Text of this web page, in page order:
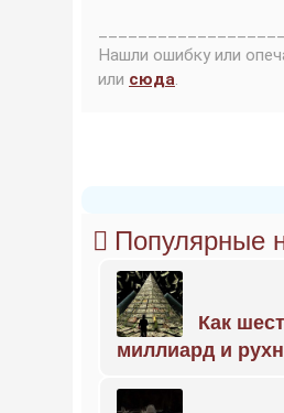
Нашли ошибку или
или сюда.
Популярные
Как
миллиард и